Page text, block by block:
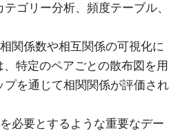
ゴリー分析、頻度テーブル、
関係数や相互関係の可視化に
特定のペアごとの散布図を用
を通じて相関関係が評価され
必要とするような重要なデー